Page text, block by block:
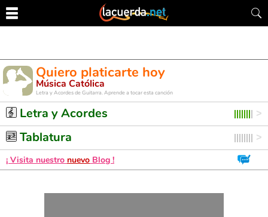
Quiero platicarte hoy
Música Católica
Letra y Acordes de Guitarra. Aprende a tocar esta canción
Letra y Acordes
Tablatura
¡ Visita nuestro nuevo Blog !